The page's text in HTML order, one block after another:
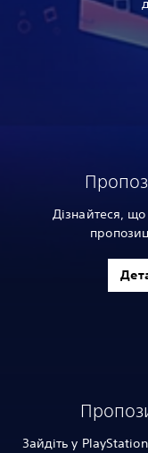
Дізнайтеся, що
Зайдіть у